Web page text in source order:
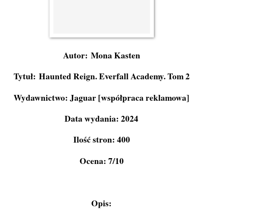
Autor: Mona Kasten
Tytuł: Haunted Reign. Everfall Academy. Tom 2
Wydawnictwo: Jaguar [współpraca reklamowa]
Data wydania: 2024
Ilość stron: 400
Ocena: 7/10
Opis: